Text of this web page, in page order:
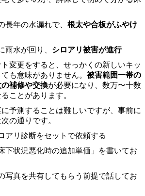
長年の水漏れで、 根太や合板がふやけ
雨水が回り、 シロアリ被害が進行
変更をすると、せっかくの新しいキッ
も意味がありません。 被害範囲一帯の
補修や交換が必要になり、数万〜十数
ことがあります。
予測することは難しいですが、事前に
の通りです。
アリ診断をセットで依頼する
下状況悪化時の追加単価」を書いてお
写真を共有してもらう前提で話してお